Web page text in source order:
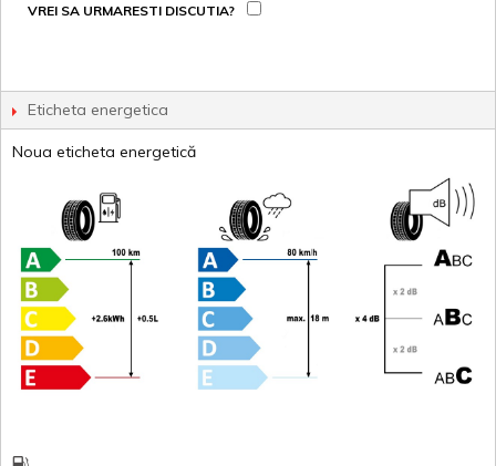
VREI SA URMARESTI DISCUTIA?
Eticheta energetica
Noua eticheta energetică